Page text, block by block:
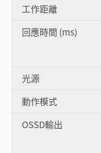
工作距離
回應時間 (ms)
光源
動作模式
OSSD輸出